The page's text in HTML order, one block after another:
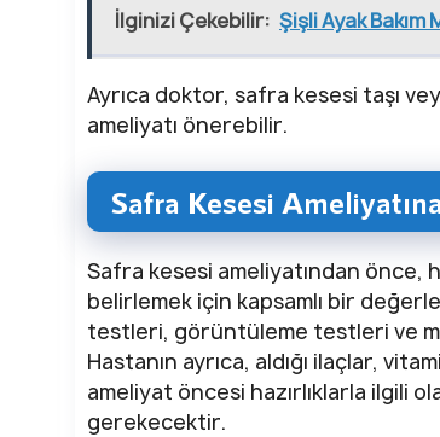
İlginizi Çekebilir: Şişli Ayak Bakım
Ayrıca doktor, safra kesesi taşı
ameliyatı önerebilir.
Safra Kesesi
Safra kesesi ameliyatından önce,
belirlemek için kapsamlı bir
testleri, görüntüleme testleri ve
Hastanın ayrıca, aldığı ilaçlar,
ameliyat öncesi hazırlıklarla ilgili
gerekecektir.